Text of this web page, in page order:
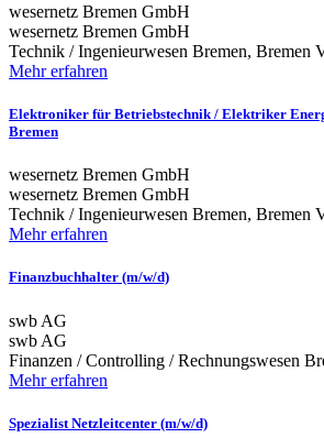
wesernetz Bremen GmbH
wesernetz Bremen GmbH
Technik / Ingenieurwesen Bremen, Bremen
Mehr erfahren
Elektroniker für Betriebstechnik / Elektriker
Bremen
wesernetz Bremen GmbH
wesernetz Bremen GmbH
Technik / Ingenieurwesen Bremen, Bremen
Mehr erfahren
Finanzbuchhalter (m/w/d)
swb AG
swb AG
Finanzen / Controlling / Rechnungswesen
Mehr erfahren
Spezialist Netzleitcenter (m/w/d)